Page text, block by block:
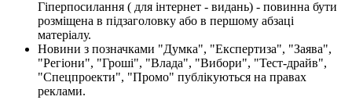
Гіперпосилання ( для інтернет - видань) - повинна бути
розміщена в підзаголовку або в першому абзаці
матеріалу.
Новини з позначками "Думка", "Експертиза", "Заява",
"Регіони", "Гроші", "Влада", "Вибори", "Тест-драйв",
"Спецпроекти", "Промо" публікуються на правах
реклами.